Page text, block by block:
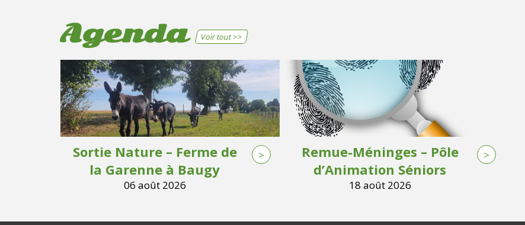
Agenda Voir tout >>
Sortie Nature – Ferme de
la Garenne à Baugy
06 août 2026
>
Remue-Méninges – Pôle
d’Animation Séniors
18 août 2026
>